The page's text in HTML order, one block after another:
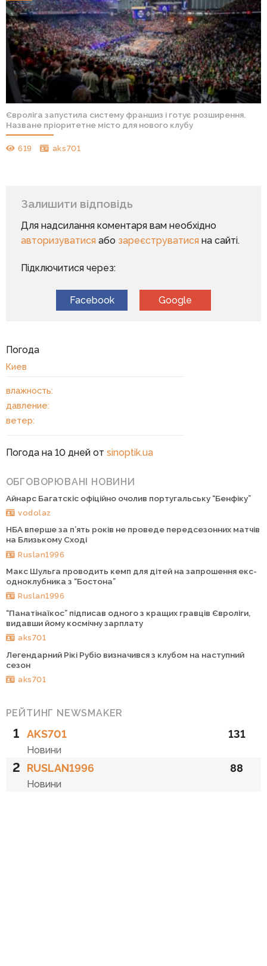
Євроліга запустила систему франшиз і готує розширення.
Назване пріоритетне місто для нового клубу
619 aks701
Залишити відповідь
Для надсилання коментаря вам необхідно
авторизуватисяабо зареєструватисяна сайті.
Підключитися через:
Facebook Google
Погода
Киев
влажность:
давление:
ветер:
Погода на 10 дней от sinoptik.ua
ОБГОВОРЮВАНІ НОВИНИ
Айнарс Багатскіс офіційно очолив португальську “Бенфіку”
vodolaz
НБА вперше за п’ять років не проведе передсезонних матчів
на Близькому Сході
Ruslan1996
Макс Шульга проводить кемп для дітей на запрошення екс-
одноклубника з “Бостона”
Ruslan1996
“Панатінаїкос” підписав одного з кращих гравців Євроліги,
видавши йому космічну зарплату
aks701
Легендарний Рікі Рубіо визначився з клубом на наступний
сезон
aks701
РЕЙТИНГ NEWSMAKER
1 AKS701
Новини
131
2 RUSLAN1996
Новини
88